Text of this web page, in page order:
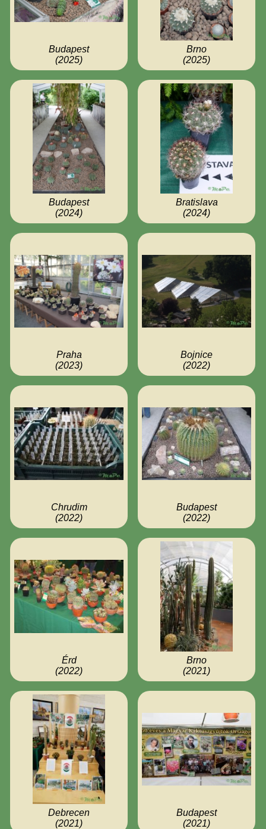
Kapcsolat
Budapest
(2025)
Brno
(2025)
Budapest
(2024)
Bratislava
(2024)
Praha
(2023)
Bojnice
(2022)
Chrudim
(2022)
Budapest
(2022)
Érd
(2022)
Brno
(2021)
Debrecen
(2021)
Budapest
(2021)